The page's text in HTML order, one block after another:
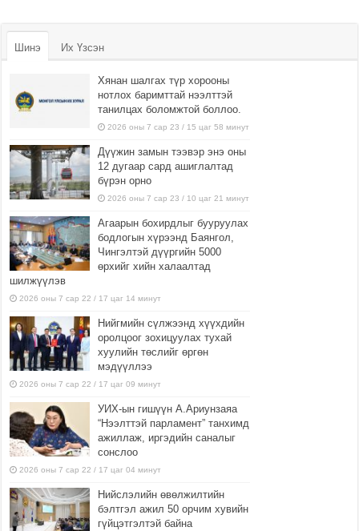
Шинэ Их Үзсэн
Хянан шалгах түр хорооны
нотлох баримттай нээлттэй
танилцах боломжтой боллоо.
2026 оны 7 сар 23 / 15 цаг 58 минут
Дүүжин замын тээвэр энэ оны
12 дугаар сард ашиглалтад
бүрэн орно
2026 оны 7 сар 23 / 10 цаг 21 минут
Агаарын бохирдлыг бууруулах
бодлогын хүрээнд Баянгол,
Чингэлтэй дүүргийн 5000
өрхийг хийн халаалтад
шилжүүлэв
2026 оны 7 сар 22 / 17 цаг 14 минут
Нийгмийн сүлжээнд хүүхдийн
оролцоог зохицуулах тухай
хуулийн төслийг өргөн
мэдүүллээ
2026 оны 7 сар 22 / 17 цаг 09 минут
УИХ-ын гишүүн А.Ариунзаяа
“Нээлттэй парламент” танхимд
ажиллаж, иргэдийн саналыг
сонслоо
2026 оны 7 сар 22 / 17 цаг 04 минут
Нийслэлийн өвөлжилтийн
бэлтгэл ажил 50 орчим хувийн
гүйцэтгэлтэй байна